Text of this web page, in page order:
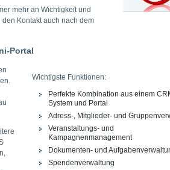
mehr an Wichtigkeit und
Kontakt auch nach dem
Portal
Wichtigste Funktionen:
Perfekte Kombination aus einem
System und Portal
Adress-, Mitglieder- und
Veranstaltungs- und
Kampagnenmanagement
Dokumenten- und
Spendenverwaltung